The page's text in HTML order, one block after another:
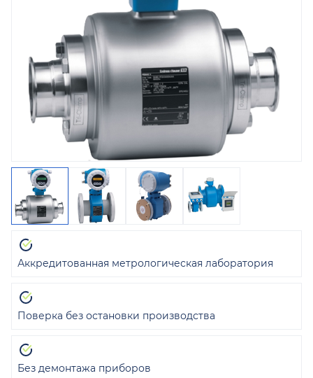
Аккредитованная метрологическая лаборатория
Поверка без остановки производства
Без демонтажа приборов